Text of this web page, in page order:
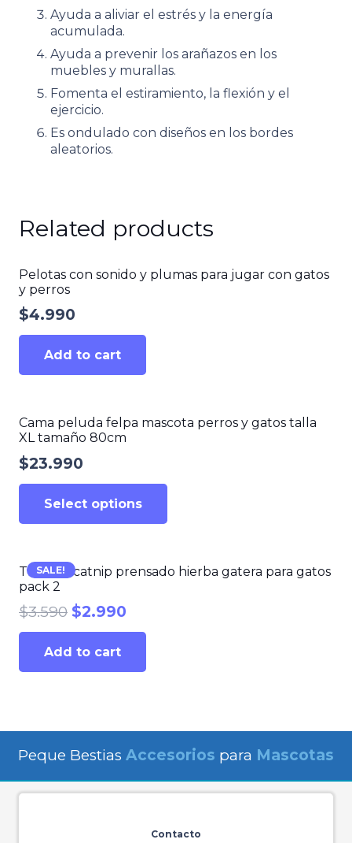
Ayuda a aliviar el estrés y la energía
acumulada.
Ayuda a prevenir los arañazos en los
muebles y murallas.
Fomenta el estiramiento, la flexión y el
ejercicio.
Es ondulado con diseños en los bordes
aleatorios.
Related products
Pelotas con sonido y plumas para jugar con gatos
y perros
$4.990
Add to cart
Cama peluda felpa mascota perros y gatos talla
XL tamaño 80cm
$23.990
Select options
SALE!
Trompo catnip prensado hierba gatera para gatos
pack 2
$3.590 $2.990
Add to cart
Peque Bestias Accesorios para Mascotas
Contacto